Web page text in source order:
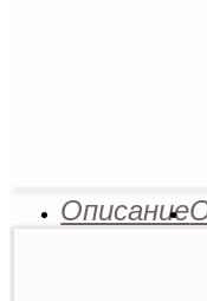
Описание